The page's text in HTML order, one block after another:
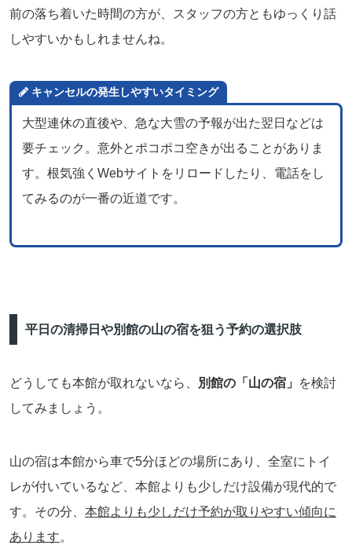
前の落ち着いた時間の方が、スタッフの方ともゆっくり話
しやすいかもしれませんね。
キャンセルの発生しやすいタイミング
大型連休の直後や、急な大雪の予報が出た翌日などは
要チェック。意外とポコポコ空きが出ることがありま
す。根気強くWebサイトをリロードしたり、電話をし
てみるのが一番の近道です。
平日の清掃日や別館の山の宿を狙う予約の選択肢
どうしても本館が取れないなら、 別館の「山の宿」
を検討
してみましょう。
山の宿は本館から車で5分ほどの場所にあり、全室にトイ
レが付いているなど、本館よりも少しだけ設備が現代的で
す。その分、 本館よりも少しだけ予約が取りやすい傾向に
あります。